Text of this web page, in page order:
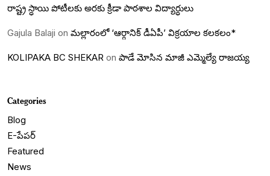
రాష్ట్ర స్ధాయి పోటీలకు అరకు క్రీడా పాఠశాల విద్యార్ధులు
Gajula Balaji on మల్లారంలో ‘ఆర్గానిక్ డీఏపీ’ విక్రయాల కలకలం*
KOLIPAKA BC SHEKAR on పాడే మోసిన మాజీ ఎమ్మెల్యే రాజయ్య
Categories
Blog
E-పేపర్
Featured
News